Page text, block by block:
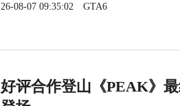
26-08-07 09:35:02 GTA6
好评合作登山《PEAK》